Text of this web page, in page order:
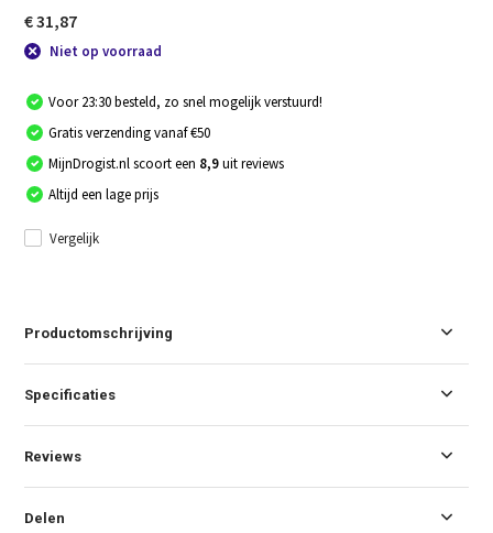
€ 31,87
Niet op voorraad
Voor 23:30 besteld, zo snel mogelijk verstuurd!
Gratis verzending vanaf €50
MijnDrogist.nl scoort een 8,9uit reviews
Altijd een lage prijs
Vergelijk
Productomschrijving
Specificaties
Reviews
Delen